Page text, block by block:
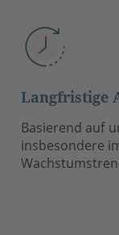
Langfristige
Basierend auf
insbesondere